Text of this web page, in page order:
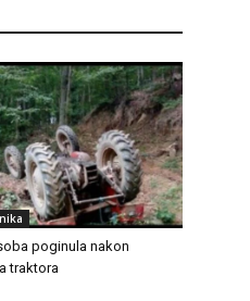
poginula nakon
traktora